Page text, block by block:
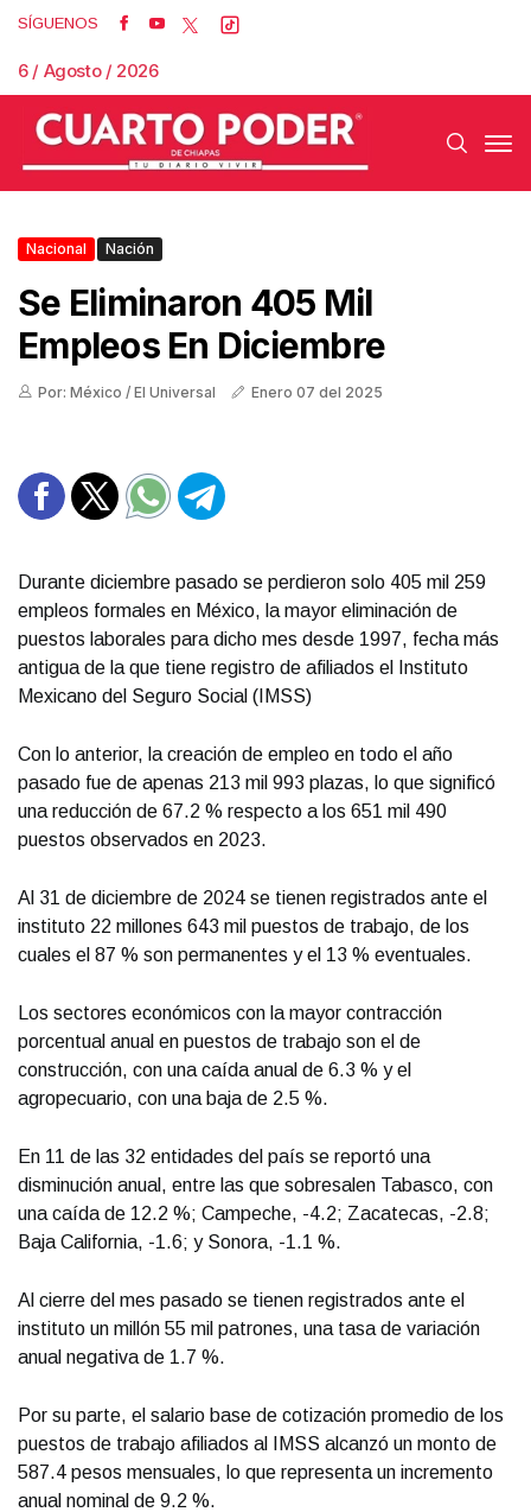
SÍGUENOS
6 / Agosto / 2026
Nacional Nación
Se Eliminaron 405 Mil
Empleos En Diciembre
Por: México / El Universal Enero 07 del 2025
Durante diciembre pasado se perdieron solo 405 mil 259
empleos formales en México, la mayor eliminación de
puestos laborales para dicho mes desde 1997, fecha más
antigua de la que tiene registro de afiliados el Instituto
Mexicano del Seguro Social (IMSS)
Con lo anterior, la creación de empleo en todo el año
pasado fue de apenas 213 mil 993 plazas, lo que significó
una reducción de 67.2 % respecto a los 651 mil 490
puestos observados en 2023.
Al 31 de diciembre de 2024 se tienen registrados ante el
instituto 22 millones 643 mil puestos de trabajo, de los
cuales el 87 % son permanentes y el 13 % eventuales.
Los sectores económicos con la mayor contracción
porcentual anual en puestos de trabajo son el de
construcción, con una caída anual de 6.3 % y el
agropecuario, con una baja de 2.5 %.
En 11 de las 32 entidades del país se reportó una
disminución anual, entre las que sobresalen Tabasco, con
una caída de 12.2 %; Campeche, -4.2; Zacatecas, -2.8;
Baja California, -1.6; y Sonora, -1.1 %.
Al cierre del mes pasado se tienen registrados ante el
instituto un millón 55 mil patrones, una tasa de variación
anual negativa de 1.7 %.
Por su parte, el salario base de cotización promedio de los
puestos de trabajo afiliados al IMSS alcanzó un monto de
587.4 pesos mensuales, lo que representa un incremento
anual nominal de 9.2 %.